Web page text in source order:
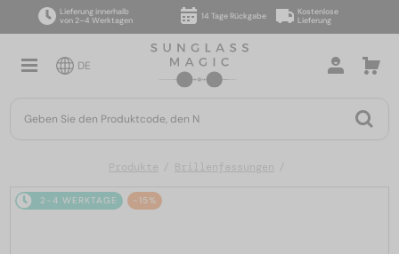
Lieferung innerhalb
von 2–4 Werktagen
14 Tage Rückgabe
Kostenlose
Lieferung
DE
Produkte Brillenfassungen
2-4 WERKTAGE -15%